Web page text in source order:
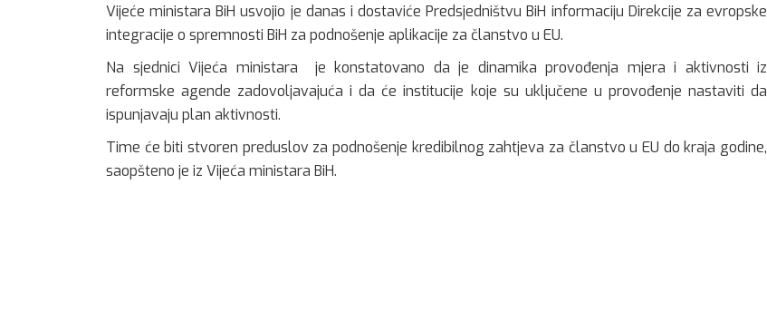
Vijeće ministara BiH usvojio je danas i dostaviće Predsjedništvu BiH informaciju Direkcije za evropske
integracije o spremnosti BiH za podnošenje aplikacije za članstvo u EU.
Na sjednici Vijeća ministara je konstatovano da je dinamika provođenja mjera i aktivnosti iz
reformske agende zadovoljavajuća i da će institucije koje su uključene u provođenje nastaviti da
ispunjavaju plan aktivnosti.
Time će biti stvoren preduslov za podnošenje kredibilnog zahtjeva za članstvo u EU do kraja godine,
saopšteno je iz Vijeća ministara BiH.